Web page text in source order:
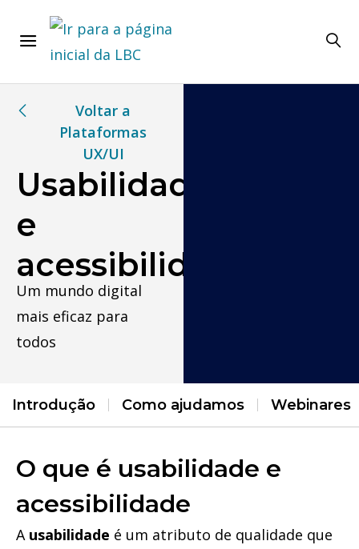
Voltar a
Plataformas
UX/UI
Usabilidade
e
acessibilidade
Um mundo digital
mais eficaz para
todos
Introdução Como ajudamos Webinares
O que é usabilidade e
acessibilidade
A usabilidade é um atributo de qualidade que